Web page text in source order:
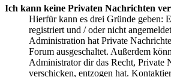
Ich kann keine Privaten Nachrichten
Hierfür kann es drei Gründe geben:
registriert und / oder nicht
Administration hat Private
Forum ausgeschaltet. Außerdem
Administrator dir das Recht, Private
verschicken, entzogen hat.